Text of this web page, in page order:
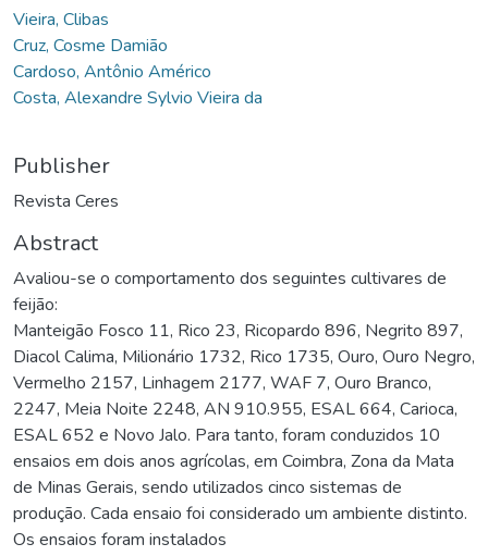
Vieira, Clibas
Cruz, Cosme Damião
Cardoso, Antônio Américo
Costa, Alexandre Sylvio Vieira da
Publisher
Revista Ceres
Abstract
Avaliou-se o comportamento dos seguintes cultivares de
feijão:
Manteigão Fosco 11, Rico 23, Ricopardo 896, Negrito 897,
Diacol Calima, Milionário 1732, Rico 1735, Ouro, Ouro Negro,
Vermelho 2157, Linhagem 2177, WAF 7, Ouro Branco,
2247, Meia Noite 2248, AN 910.955, ESAL 664, Carioca,
ESAL 652 e Novo Jalo. Para tanto, foram conduzidos 10
ensaios em dois anos agrícolas, em Coimbra, Zona da Mata
de Minas Gerais, sendo utilizados cinco sistemas de
produção. Cada ensaio foi considerado um ambiente distinto.
Os ensaios foram instalados